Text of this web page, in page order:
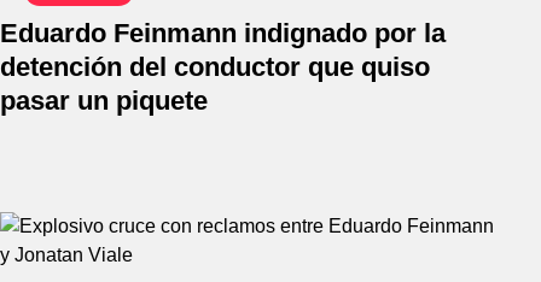
Eduardo Feinmann indignado por la
detención del conductor que quiso
pasar un piquete